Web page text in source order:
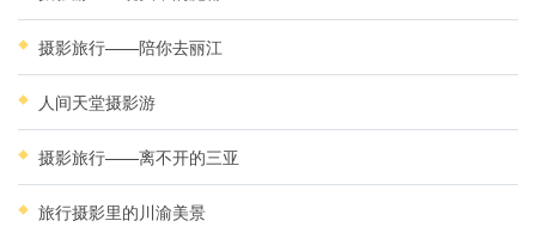
摄影旅行——陪你去丽江
人间天堂摄影游
摄影旅行——离不开的三亚
旅行摄影里的川渝美景